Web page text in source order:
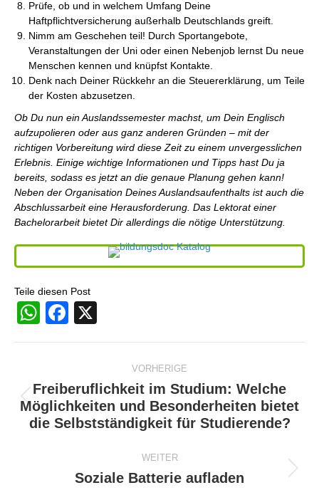
Prüfe, ob und in welchem Umfang Deine
Haftpflichtversicherung außerhalb Deutschlands greift.
Nimm am Geschehen teil! Durch Sportangebote,
Veranstaltungen der Uni oder einen Nebenjob lernst Du neue
Menschen kennen und knüpfst Kontakte.
Denk nach Deiner Rückkehr an die Steuererklärung, um Teile
der Kosten abzusetzen.
Ob Du nun ein Auslandssemester machst, um Dein Englisch
aufzupolieren oder aus ganz anderen Gründen – mit der
richtigen Vorbereitung wird diese Zeit zu einem unvergesslichen
Erlebnis. Einige wichtige Informationen und Tipps hast Du ja
bereits, sodass es jetzt an die genaue Planung gehen kann!
Neben der Organisation Deines Auslandsaufenthalts ist auch die
Abschlussarbeit eine Herausforderung. Das Lektorat einer
Bachelorarbeit bietet Dir allerdings die nötige Unterstützung.
Teile diesen Post
WhatsApp
Facebook
VORHERIGE
Vorheriger
Beitrag:
Freiberuflichkeit im Studium: Welche
Möglichkeiten und Besonderheiten bietet
die Selbstständigkeit für Studierende?
WEITER
Nächster
Soziale Batterie aufladen